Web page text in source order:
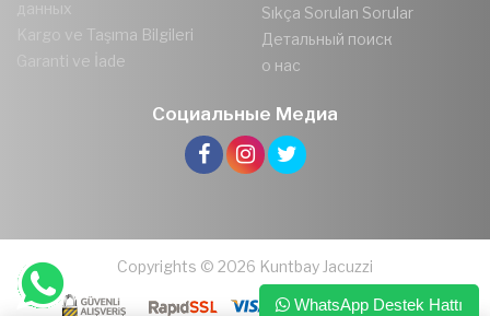
данных
Kargo ve Taşıma Bilgileri
Garanti ve İade
Sıkça Sorulan Sorular
Детальный поиск
о нас
Социальные Медиа
Copyrights © 2026 Kuntbay Jacuzzi
WhatsApp Destek Hattı